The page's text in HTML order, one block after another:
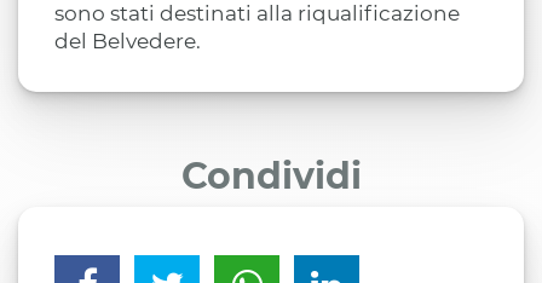
sono stati destinati alla riqualificazione
del Belvedere.
Condividi